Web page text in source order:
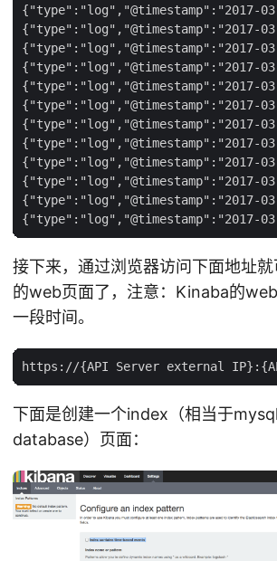
{"type":"log","@timestamp":"2017-
接下来，通过浏览器访问下面地址
的web页面了，注意：Kinaba的
一段时间。
下面是创建一个index（相当于
database）页面：